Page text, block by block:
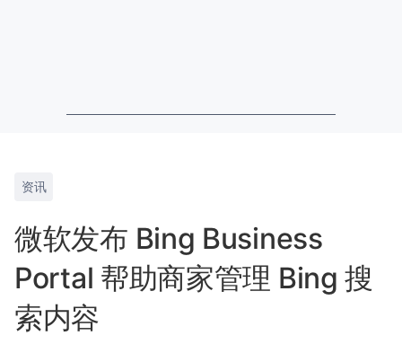
资讯
微软发布 Bing Business
Portal 帮助商家管理 Bing 搜
索内容